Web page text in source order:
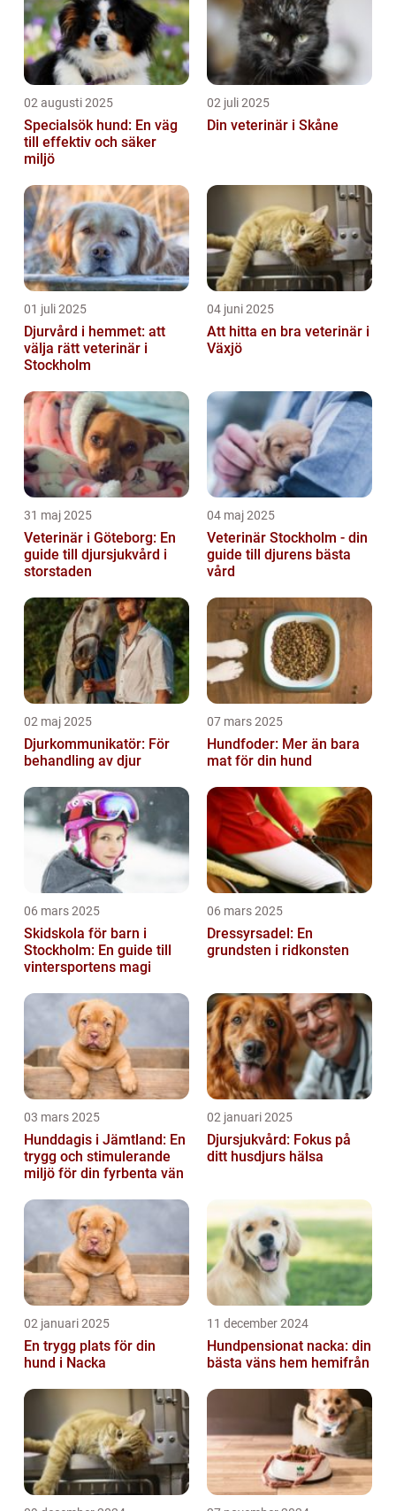
02 augusti 2025
Specialsök hund: En väg
till effektiv och säker
miljö
02 juli 2025
Din veterinär i Skåne
01 juli 2025
Djurvård i hemmet: att
välja rätt veterinär i
Stockholm
04 juni 2025
Att hitta en bra veterinär i
Växjö
31 maj 2025
Veterinär i Göteborg: En
guide till djursjukvård i
storstaden
04 maj 2025
Veterinär Stockholm - din
guide till djurens bästa
vård
02 maj 2025
Djurkommunikatör: För
behandling av djur
07 mars 2025
Hundfoder: Mer än bara
mat för din hund
06 mars 2025
Skidskola för barn i
Stockholm: En guide till
vintersportens magi
06 mars 2025
Dressyrsadel: En
grundsten i ridkonsten
03 mars 2025
Hunddagis i Jämtland: En
trygg och stimulerande
miljö för din fyrbenta vän
02 januari 2025
Djursjukvård: Fokus på
ditt husdjurs hälsa
02 januari 2025
En trygg plats för din
hund i Nacka
11 december 2024
Hundpensionat nacka: din
bästa väns hem hemifrån